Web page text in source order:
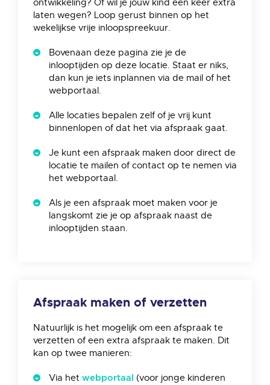
ontwikkeling? Of wil je jouw kind een keer extra
laten wegen? Loop gerust binnen op het
wekelijkse vrije inloopspreekuur.
Bovenaan deze pagina zie je de
inlooptijden op deze locatie. Staat er niks,
dan kun je iets inplannen via de mail of het
webportaal.
Alle locaties bepalen zelf of je vrij kunt
binnenlopen of dat het via afspraak gaat.
Je kunt een afspraak maken door direct de
locatie te mailen of contact op te nemen via
het webportaal.
Als je een afspraak moet maken voor je
langskomt zie je op afspraak naast de
inlooptijden staan.
Afspraak maken of verzetten
Natuurlijk is het mogelijk om een afspraak te
verzetten of een extra afspraak te maken. Dit
kan op twee manieren:
Via het webportaal (voor jonge kinderen